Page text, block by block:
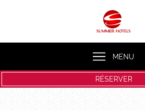
MENU
RÉSERVER